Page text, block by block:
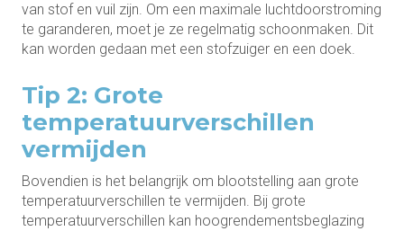
van stof en vuil zijn. Om een maximale luchtdoorstroming
te garanderen, moet je ze regelmatig schoonmaken. Dit
kan worden gedaan met een stofzuiger en een doek.
Tip 2: Grote
temperatuurverschillen
vermijden
Bovendien is het belangrijk om blootstelling aan grote
temperatuurverschillen te vermijden. Bij grote
temperatuurverschillen kan hoogrendementsbeglazing